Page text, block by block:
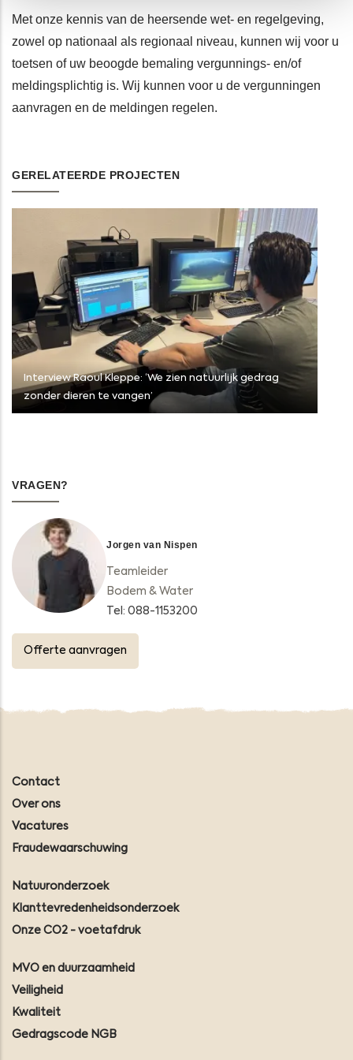
Met onze kennis van de heersende wet- en regelgeving,
zowel op nationaal als regionaal niveau, kunnen wij voor u
toetsen of uw beoogde bemaling vergunnings- en/of
meldingsplichtig is. Wij kunnen voor u de vergunningen
aanvragen en de meldingen regelen.
GERELATEERDE PROJECTEN
Interview Raoul Kleppe: ‘We zien natuurlijk gedrag
zonder dieren te vangen’
VRAGEN?
Jorgen van Nispen
Teamleider
Bodem & Water
Tel: 088-1153200
Offerte aanvragen
Contact
Over ons
Vacatures
Fraudewaarschuwing
Natuuronderzoek
Klanttevredenheidsonderzoek
Onze CO2 - voetafdruk
MVO en duurzaamheid
Veiligheid
Kwaliteit
Gedragscode NGB